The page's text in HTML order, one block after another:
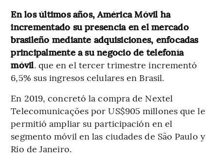
En los últimos años, América Móvil ha
incrementado su presencia en el mercado
brasileño mediante adquisiciones, enfocadas
principalmente a su negocio de telefonía
móvil. que en el tercer trimestre incrementó
6,5% sus ingresos celulares en Brasil.
En 2019, concretó la compra de Nextel
Telecomunicações por US$905 millones que le
permitió ampliar su participación en el
segmento móvil en las ciudades de São Paulo y
Río de Janeiro.